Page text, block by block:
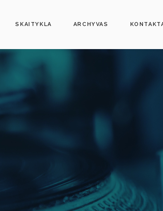
SKAITYKLA ARCHYVAS